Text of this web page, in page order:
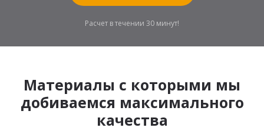
Расчет в течении 30 минут!
Материалы с которыми мы
добиваемся максимального
качества